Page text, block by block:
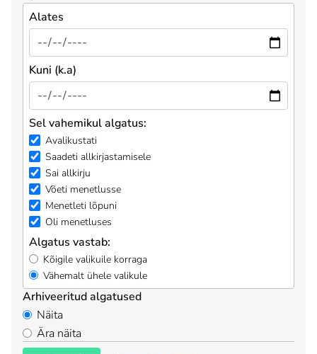
Alates
Kuni (k.a)
Sel vahemikul algatus:
Avalikustati
Saadeti allkirjastamisele
Sai allkirju
Võeti menetlusse
Menetleti lõpuni
Oli menetluses
Algatus vastab:
Kõigile valikuile korraga
Vähemalt ühele valikule
Arhiveeritud algatused
Näita
Ära näita